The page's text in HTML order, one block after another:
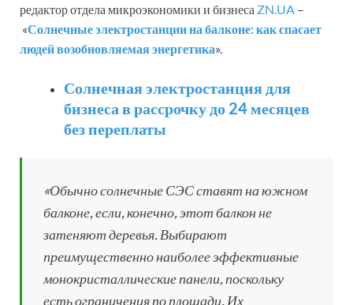
редактор отдела микроэкономики и бизнеса ZN.UA –
«Солнечные электростанции на балконе: как спасает
людей возобновляемая энергетика».
Солнечная электростанция для
бизнеса в рассрочку до 24 месяцев
без переплаты
«Обычно солнечные СЭС ставят на южном
балконе, если, конечно, этот балкон не
затеняют деревья. Выбирают
преимущественно наиболее эффективные
монокристаллические панели, поскольку
есть ограничения по площади. Их